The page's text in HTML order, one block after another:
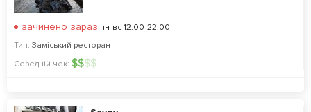
зачинено зараз пн-вс 12:00-22:00
Тип: Заміський ресторан
Середній чек: $$$$